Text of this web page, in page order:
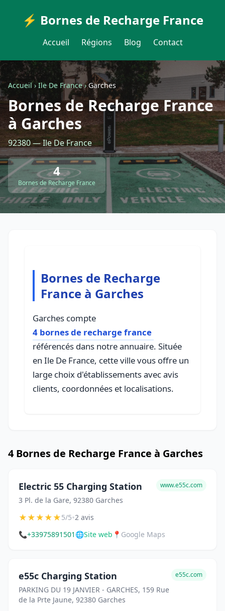
⚡ Bornes de Recharge France
Accueil Régions Blog Contact
Accueil›Ile De France›Garches
Bornes de Recharge France
à Garches
92380 — Ile De France
4
Bornes de Recharge France
Bornes de Recharge
France à Garches
Garches compte
4 bornes de recharge france
référencés dans notre annuaire. Située
en Ile De France, cette ville vous offre un
large choix d'établissements avec avis
clients, coordonnées et localisations.
4 Bornes de Recharge France à Garches
Electric 55 Charging Station
3 Pl. de la Gare, 92380 Garches
www.e55c.com
★★★★★5/5•2 avis
📞+33975891501 🌐Site web 📍 Google Maps
e55c Charging Station
PARKING DU 19 JANVIER - GARCHES, 159 Rue
de la Prte Jaune, 92380 Garches
e55c.com